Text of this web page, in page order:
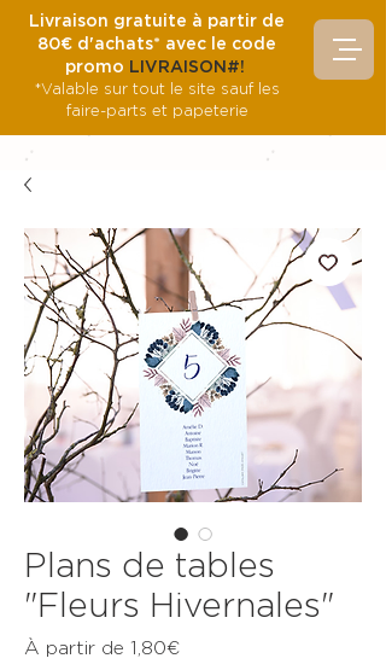
Livraison gratuite à partir de
80€ d'achats* avec le code
promo LIVRAISON#!
*Valable sur tout le site sauf les
faire-parts et papeterie
Plans de tables
"Fleurs Hivernales"
À partir de 1,80€Prix